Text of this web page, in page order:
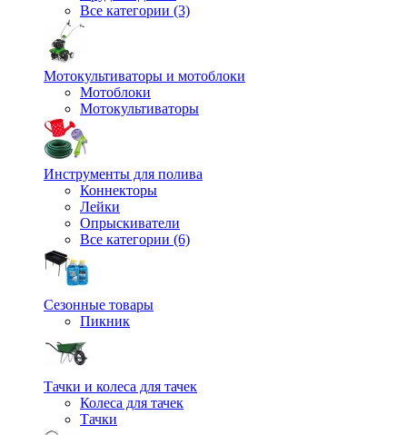
Все категории (3)
Мотокультиваторы и мотоблоки
Мотоблоки
Мотокультиваторы
Инструменты для полива
Коннекторы
Лейки
Опрыскиватели
Все категории (6)
Сезонные товары
Пикник
Тачки и колеса для тачек
Колеса для тачек
Тачки